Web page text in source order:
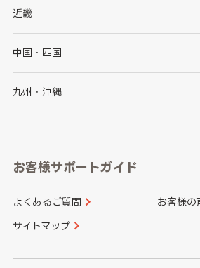
秋田県
群馬県
千葉県
新潟県
石川県
山梨県
愛知県
近畿
大阪府
京都府
和歌山県
中国・四国
鳥取県
山口県
香川県 愛媛県
九州・沖縄
長崎県
大分県 宮崎県
お客様サポートガイド
よくあるご質問 お客様の
サイトマップ